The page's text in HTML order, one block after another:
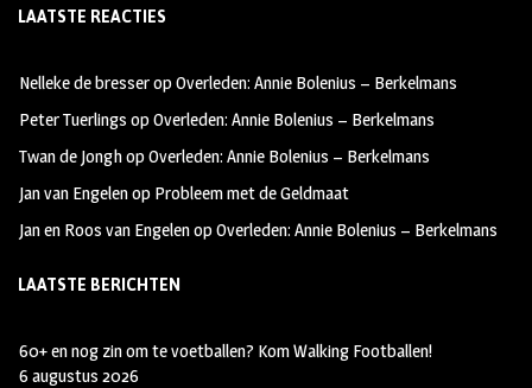
b
oo
k
ag
m
tt
LAATSTE REACTIES
Nelleke de bresseropOverleden: Annie Bolenius – Berkelmans
Peter Tuerlings opOverleden: Annie Bolenius – Berkelmans
Twan de JonghopOverleden: Annie Bolenius – Berkelmans
Jan van Engelenop Probleem met de Geldmaat
Jan en Roos van EngelenopOverleden: Annie Bolenius – Berkelmans
LAATSTE BERICHTEN
60+ en nog zin om te voetballen? Kom Walking Footballen!
6 augustus 2026